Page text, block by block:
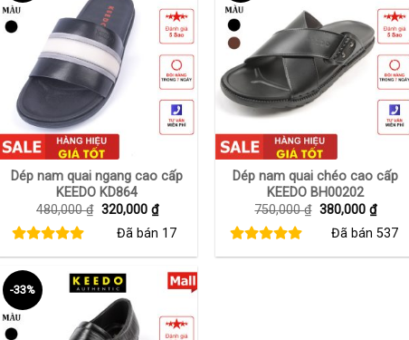
+
Dép nam quai ngang cao cấp
KEEDO KD864
480,000₫ Giá
320,000 ₫Giá
hiện
tại
320,000 ₫.
Đã bán 17
+
Dép nam quai chéo cao cấp
KEEDO BH00202
750,000₫ Giá
380,000 ₫Giá
hiện
tại
Đã bán 537
-33%